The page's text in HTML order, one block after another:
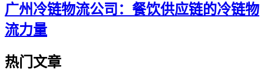
广州冷链物流公司：餐饮供应链的冷链物
流力量
热门文章